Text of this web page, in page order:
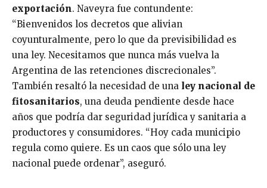
exportación. Naveyra fue contundente:
“Bienvenidos los decretos que alivian
coyunturalmente, pero lo que da previsibilidad es
una ley. Necesitamos que nunca más vuelva la
Argentina de las retenciones discrecionales”.
También resaltó la necesidad de una ley nacional de
fitosanitarios, una deuda pendiente desde hace
años que podría dar seguridad jurídica y sanitaria a
productores y consumidores. “Hoy cada municipio
regula como quiere. Es un caos que sólo una ley
nacional puede ordenar”, aseguró.